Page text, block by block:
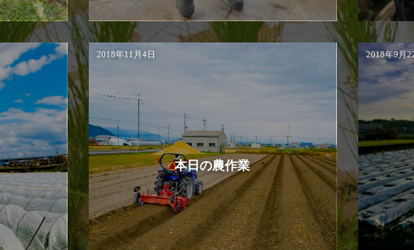
2018年11月4日
本日の農作業
2018年9月